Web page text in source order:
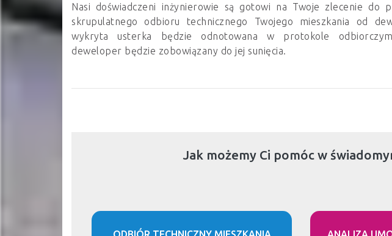
Nasi doświadczeni inżynierowie są gotowi na Twoje zlecenie do
skrupulatnego odbioru technicznego Twojego mieszkania od
wykryta usterka będzie odnotowana w protokole
deweloper będzie zobowiązany do jej sunięcia.
Jak możemy Ci pomóc w